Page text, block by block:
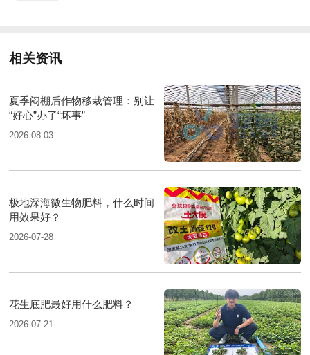
相关资讯
夏季闷棚后作物移栽管理：别让
“好心”办了“坏事”
2026-08-03
极地深海微生物肥料，什么时间
用效果好？
2026-07-28
花生底肥最好用什么肥料？
2026-07-21